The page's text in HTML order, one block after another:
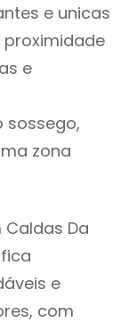
e unicas
e
sossego,
zona
Da
e
com